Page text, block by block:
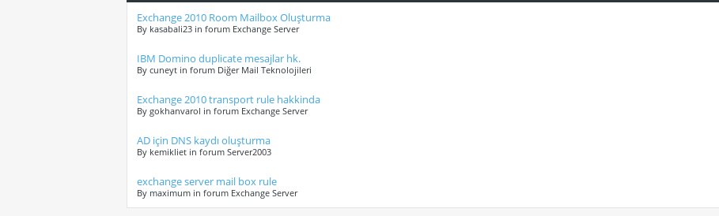
Exchange 2010 Room Mailbox Oluşturma
By kasabali23 in forum Exchange Server
IBM Domino duplicate mesajlar hk.
By cuneyt in forum Diğer Mail Teknolojileri
Exchange 2010 transport rule hakkinda
By gokhanvarol in forum Exchange Server
AD için DNS kaydı oluşturma
By kemikliet in forum Server2003
exchange server mail box rule
By maximum in forum Exchange Server